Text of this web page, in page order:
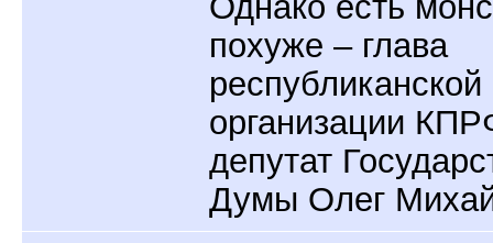
похуже – глава
республиканской
организации
депутат
Думы Олег